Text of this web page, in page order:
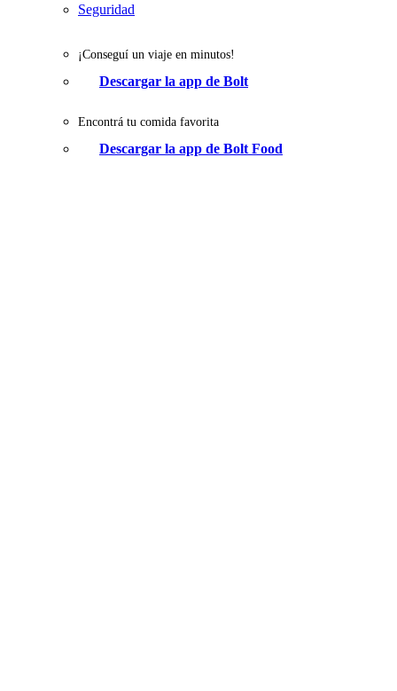
Seguridad
¡Conseguí un viaje en minutos!
Descargar la app de Bolt
Encontrá tu comida favorita
Descargar la app de Bolt Food